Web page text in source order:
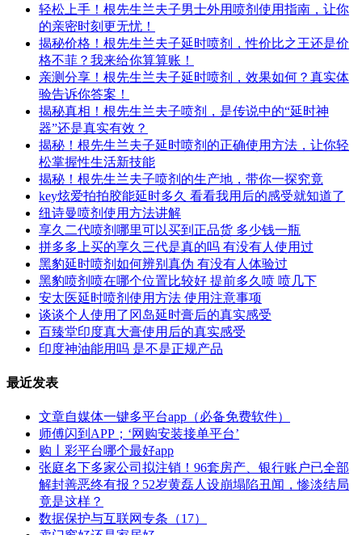
轻松上手！根先生兰夫子男士外用喷剂使用指南，让你
的亲密时刻更无忧！
揭秘价格！根先生兰夫子延时喷剂，性价比之王还是价
格不菲？我来给你算算账！
亲测分享！根先生兰夫子延时喷剂，效果如何？真实体
验告诉你答案！
揭秘真相！根先生兰夫子喷剂，是传说中的“延时神
器”还是真实有效？
揭秘！根先生兰夫子延时喷剂的正确使用方法，让你轻
松掌握性生活新技能
揭秘！根先生兰夫子喷剂的生产地，带你一探究竟
key炫爱拍拍胶能延时多久 看看我用后的感受就知道了
纽诗曼喷剂使用方法讲解
享久二代喷剂哪里可以买到正品货 多少钱一瓶
拼多多上买的享久三代是真的吗 有没有人使用过
黑豹延时喷剂如何辨别真伪 有没有人体验过
黑豹喷剂喷在哪个位置比较好 提前多久喷 喷几下
安太医延时喷剂使用方法 使用注意事项
谈谈个人使用了冈岛延时膏后的真实感受
百臻堂印度真大膏使用后的真实感受
印度神油能用吗 是不是正规产品
最近发表
文章自媒体一键多平台app（必备免费软件）
师傅闪到APP；‘网购安装接单平台’
购丨彩平台哪个最好app
张庭名下多家公司拟注销！96套房产、银行账户已全部
解封善恶终有报？52岁黄磊人设崩塌陷丑闻，惨淡结局
竟是这样？
数据保护与互联网专条（17）